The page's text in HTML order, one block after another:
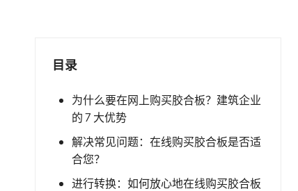
目录
为什么要在网上购买胶合板？建筑企业
的 7 大优势
解决常见问题：在线购买胶合板是否适
合您？
进行转换：如何放心地在线购买胶合板